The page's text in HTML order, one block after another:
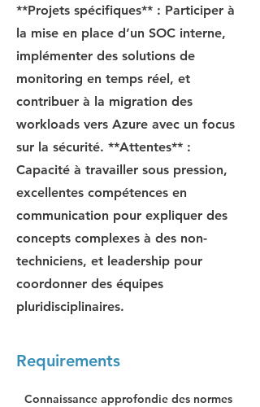
**Projets spécifiques** : Participer à
la mise en place d’un SOC interne,
implémenter des solutions de
monitoring en temps réel, et
contribuer à la migration des
workloads vers Azure avec un focus
sur la sécurité. **Attentes** :
Capacité à travailler sous pression,
excellentes compétences en
communication pour expliquer des
concepts complexes à des non-
techniciens, et leadership pour
coordonner des équipes
pluridisciplinaires.
Requirements
Connaissance approfondie des normes